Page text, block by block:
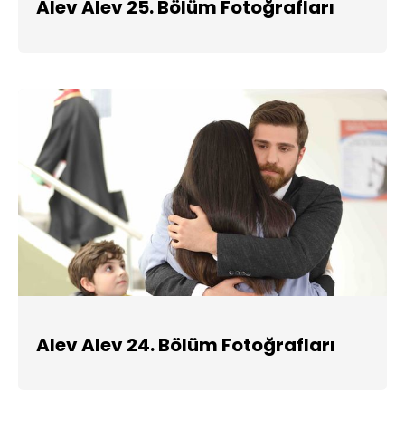
Alev Alev 25. Bölüm Fotoğrafları
Alev Alev 24. Bölüm Fotoğrafları